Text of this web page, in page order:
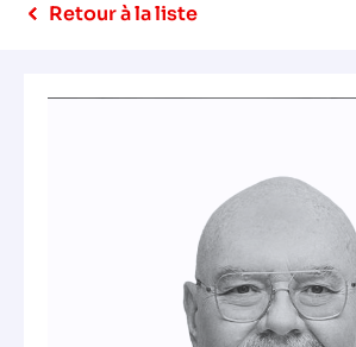
Retour à la liste